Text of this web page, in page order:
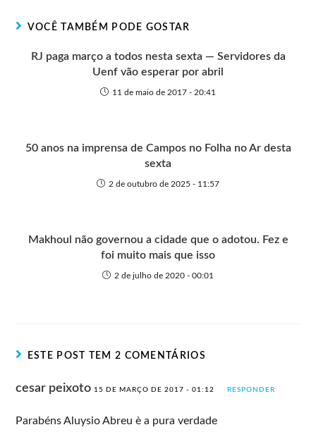
e
k
p
e
VOCÊ TAMBÉM PODE GOSTAR
RJ paga março a todos nesta sexta — Servidores da
Uenf vão esperar por abril
11 de maio de 2017 - 20:41
50 anos na imprensa de Campos no Folha no Ar desta
sexta
2 de outubro de 2025 - 11:57
Makhoul não governou a cidade que o adotou. Fez e
foi muito mais que isso
2 de julho de 2020 - 00:01
ESTE POST TEM 2 COMENTÁRIOS
cesar peixoto 15 DE MARÇO DE 2017 - 01:12 RESPONDER
Parabéns Aluysio Abreu è a pura verdade